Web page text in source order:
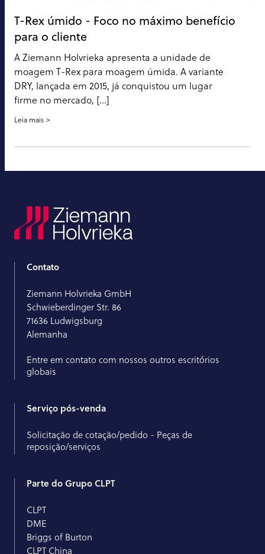
T-Rex úmido - Foco no máximo benefício
para o cliente
A Ziemann Holvrieka apresenta a unidade de
moagem T-Rex para moagem úmida. A variante
DRY, lançada em 2015, já conquistou um lugar
firme no mercado, [...]
Leia mais
Contato
Ziemann Holvrieka GmbH
Schwieberdinger Str. 86
71636 Ludwigsburg
Alemanha
Entre em contato com nossos outros escritórios
globais
Serviço pós-venda
Solicitação de cotação/pedido - Peças de
reposição/serviços
Parte do Grupo CLPT
CLPT
DME
Briggs of Burton
CLPT China